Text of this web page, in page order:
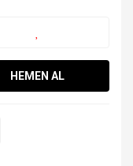
HEMEN AL